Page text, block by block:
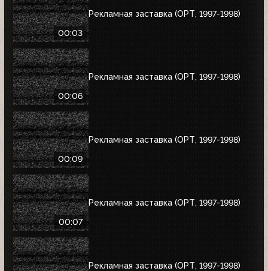
00:03
Рекламная заставка (ОРТ, 1997-1998)
00:06
Рекламная заставка (ОРТ, 1997-1998)
00:09
Рекламная заставка (ОРТ, 1997-1998)
00:07
Рекламная заставка (ОРТ, 1997-1998)
Рекламная заставка (ОРТ, 1997-1998)